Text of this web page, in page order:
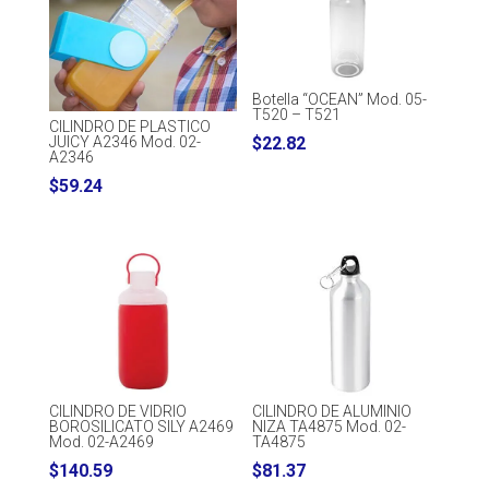
CILINDRO DE PLASTICO
JUICY A2346 Mod. 02-
A2346
$59.24
Botella “OCEAN” Mod. 05-
T520 – T521
$22.82
CILINDRO DE VIDRIO
BOROSILICATO SILY A2469
Mod. 02-A2469
$140.59
CILINDRO DE ALUMINIO
NIZA TA4875 Mod. 02-
TA4875
$81.37